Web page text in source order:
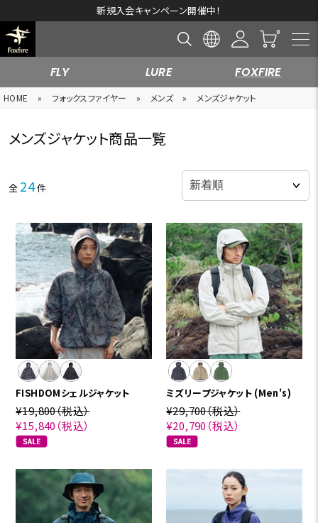
新規入会キャンペーン開催中！
FLY LURE FOXFIRE
HOME » フォックスファイヤー » メンズ » メンズジャケット
メンズジャケット商品一覧
全 24件
FISHDOMシェルジャケット
¥19,800（税込）
¥15,840 （税込）
ミズリープジャケット (Men's)
¥29,700（税込）
¥20,790 （税込）